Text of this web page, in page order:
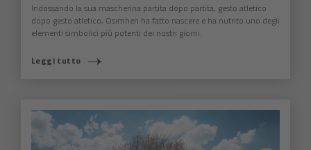
Indossando la sua mascherina partita dopo partita, gesto atletico
dopo gesto atletico, Osimhen ha fatto nascere e ha nutrito uno degli
elementi simbolici più potenti dei nostri giorni.
Leggi tutto